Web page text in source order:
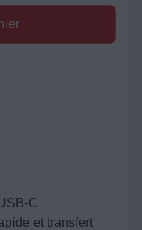
C
et transfert